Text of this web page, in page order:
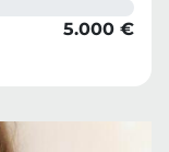
5.000 €